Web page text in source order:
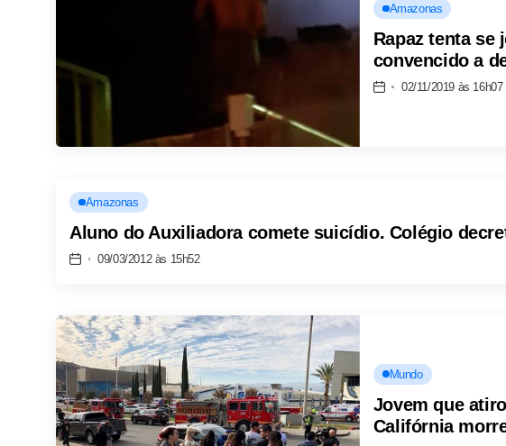
Amazonas
Rapaz tenta se
convencido a
02/11/2019 às 16h07
Amazonas
Aluno do Auxiliadora comete suicídio. Colégio
09/03/2012 às 15h52
Mundo
Jovem que
Califórnia